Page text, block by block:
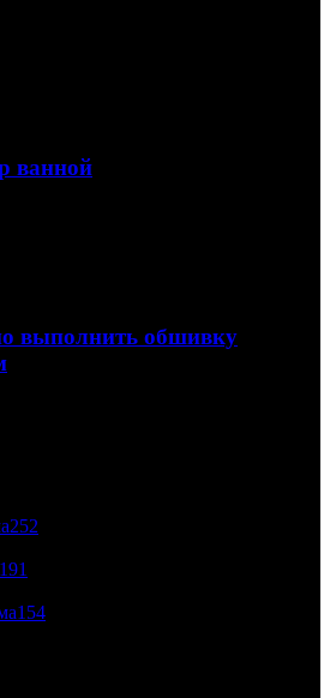
ванной
выполнить обшивку
252
191
154